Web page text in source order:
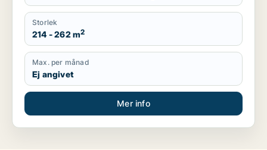
Storlek
214 - 262 m2
Max. per månad
Ej angivet
Mer info